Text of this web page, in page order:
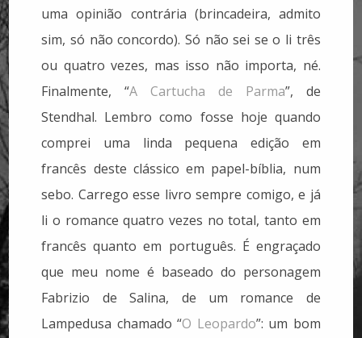
uma opinião contrária (brincadeira, admito
sim, só não concordo). Só não sei se o li três
ou quatro vezes, mas isso não importa, né.
Finalmente, “A Cartucha de Parma”, de
Stendhal. Lembro como fosse hoje quando
comprei uma linda pequena edição em
francês deste clássico em papel-bíblia, num
sebo. Carrego esse livro sempre comigo, e já
li o romance quatro vezes no total, tanto em
francês quanto em português. É engraçado
que meu nome é baseado do personagem
Fabrizio de Salina, de um romance de
Lampedusa chamado “O Leopardo”: um bom